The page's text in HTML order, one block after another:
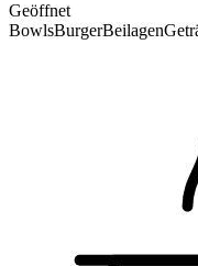
Geöffnet
BowlsBurgerBeilagen